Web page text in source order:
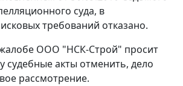
суда, в
требований отказано.
ООО "НСК-Строй" просит
судебные акты отменить, дело
рассмотрение.